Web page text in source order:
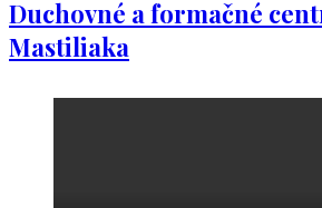
Duchovné a formačné
Mastiliaka